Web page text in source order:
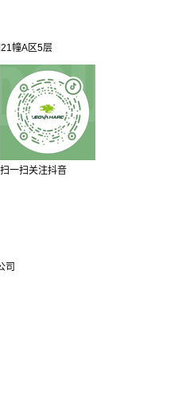
幢A区5层
扫一扫关注抖音
司